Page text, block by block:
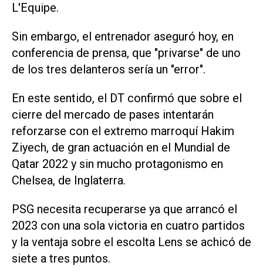
L'Equipe.
Sin embargo, el entrenador aseguró hoy, en
conferencia de prensa, que "privarse" de uno
de los tres delanteros sería un "error".
En este sentido, el DT confirmó que sobre el
cierre del mercado de pases intentarán
reforzarse con el extremo marroquí Hakim
Ziyech, de gran actuación en el Mundial de
Qatar 2022 y sin mucho protagonismo en
Chelsea, de Inglaterra.
PSG necesita recuperarse ya que arrancó el
2023 con una sola victoria en cuatro partidos
y la ventaja sobre el escolta Lens se achicó de
siete a tres puntos.